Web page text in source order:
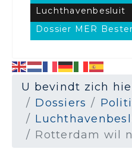
Luchthavenbesluit
Dossier MER
U bevindt zich
Dossiers
Rotterdam wil